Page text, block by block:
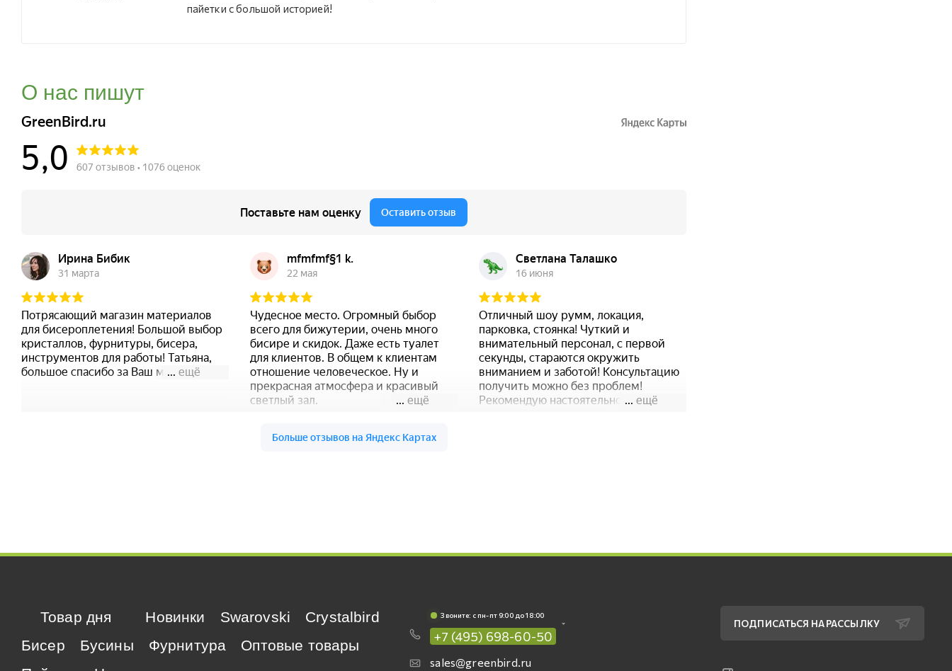
пайетки с большой историей!
О нас пишут
Товар дня Новинки Swarovski
Crystalbird
Бисер
Бусины Фурнитура
Оптовые товары
Звоните: c пн-пт 9:00 до 18:00
+7 (495) 698-60-50
sales@greenbird.ru
ПОДПИСАТЬСЯ НА РАССЫЛКУ